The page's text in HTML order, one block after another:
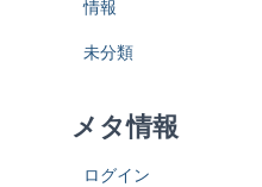
情報
未分類
メタ情報
ログイン